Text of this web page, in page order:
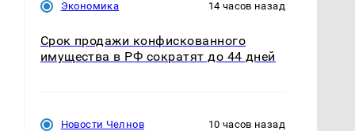
Экономика 14 часов назад
Срок продажи конфискованного
имущества в РФ сократят до 44 дней
Новости Челнов 10 часов назад